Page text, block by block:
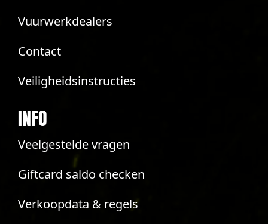
Vuurwerkdealers
Contact
Veiligheidsinstructies
INFO
Veelgestelde vragen
Giftcard saldo checken
Verkoopdata & regels